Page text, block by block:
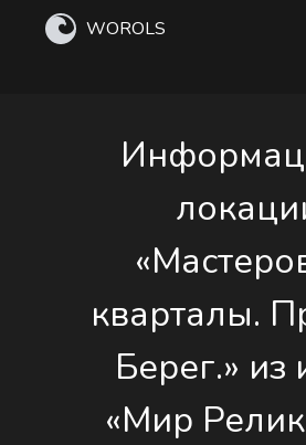
WOROLS
кварталы.
Берег.» из
«Мир